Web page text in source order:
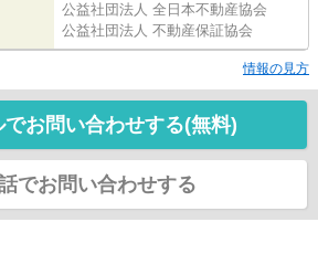
公益社団法人 全日本不動産協会
公益社団法人 不動産保証協会
情報の見方
でお問い合わせする(無料)
でお問い合わせする